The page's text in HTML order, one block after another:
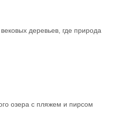
деревьев, где природа
озера с пляжем и пирсом